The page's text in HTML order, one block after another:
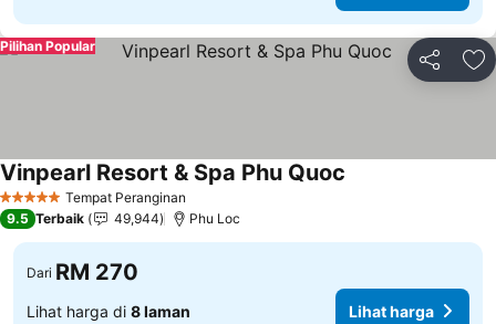
Kongsi
Pilihan Popular
5 Bintang Tempat Peranginan
Vinpearl Resort & Spa Phu Quoc
9.5 Terbaik 49,944 Phu Loc
Dari RM 270
Lihat harga di 8 laman Lihat harga